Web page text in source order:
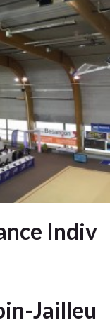
Indiv
Jailleu